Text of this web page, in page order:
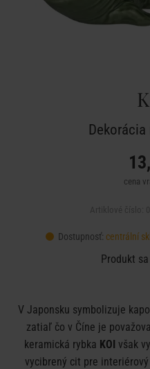
Dekorácia
cena
Dostupnosť: centrální
Produkt
V Japonsku symbolizuje
zatiaľ čo v Číne je
keramická rybka KOI však
vycibrený cit pre